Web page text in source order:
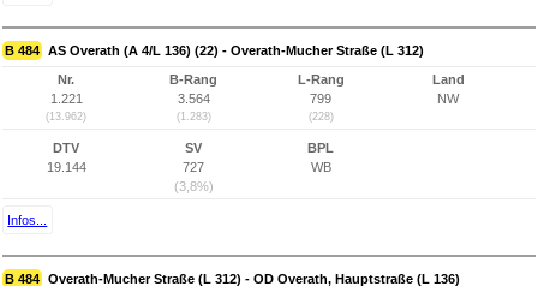
B 484 AS Overath (A 4/L 136) (22) - Overath-Mucher Straße (L 312)
Nr.
1.221
(13.962)
B-Rang
3.564
(1.283)
L-Rang
799
(228)
Land
NW
DTV
19.144
SV
727
(3,8%)
BPL
WB
Infos...
B 484 Overath-Mucher Straße (L 312) - OD Overath, Hauptstraße (L 136)